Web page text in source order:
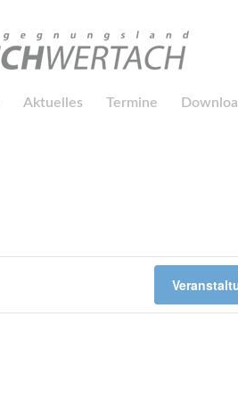
Aktuelles Termine